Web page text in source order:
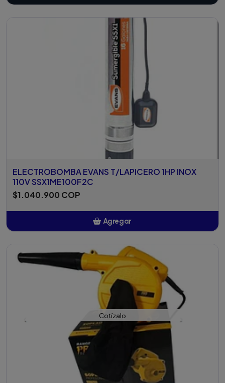
ELECTROBOMBA EVANS T/LAPICERO 1HP INOX
110V SSX1ME100F2C
$1.040.900 COP
Agregar
Cotízalo